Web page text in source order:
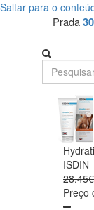
Saltar para o
Prada
ISDIN
28.45€
Preço